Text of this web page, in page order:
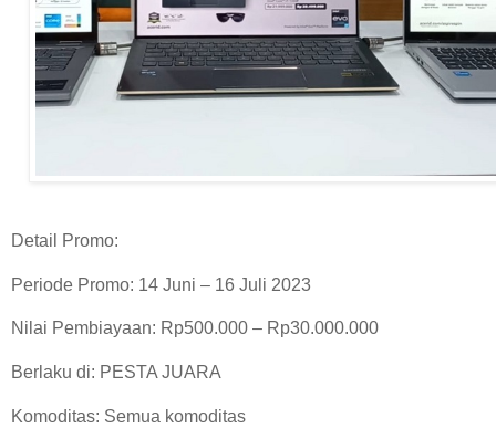
Detail Promo:
Periode Promo: 14 Juni – 16 Juli 2023
Nilai Pembiayaan: Rp500.000 – Rp30.000.000
Berlaku di: PESTA JUARA
Komoditas: Semua komoditas